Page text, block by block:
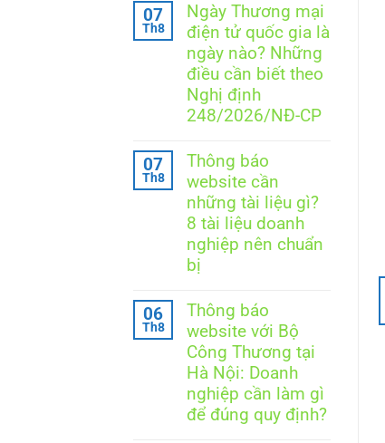
07
Th8
Ngày Thương mại
điện tử quốc gia là
ngày nào? Những
điều cần biết theo
Nghị định
248/2026/NĐ-CP
có
bình
luận
Ngày
Thương
mại
điện
tử
ngày
nào?
Những
điều
cần
biết
theo
07
Th8
Thông báo
website cần
những tài liệu gì?
8 tài liệu doanh
nghiệp nên chuẩn
bị
có
bình
luận
ở
Thông
báo
website
cần
những
06
Th8
Thông báo
website với Bộ
Công Thương tại
Hà Nội: Doanh
nghiệp cần làm gì
để đúng quy định?